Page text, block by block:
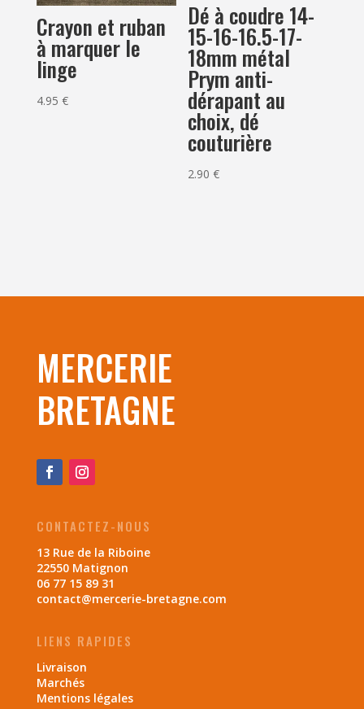
Crayon et ruban
à marquer le
linge
4.95 €
Dé à coudre 14-
15-16-16.5-17-
18mm métal
Prym anti-
dérapant au
choix, dé
couturière
2.90€
MERCERIE
BRETAGNE
CONTACTEZ-NOUS
13 Rue de la Riboine
22550 Matignon
06 77 15 89 31
contact@mercerie-bretagne.com
LIENS RAPIDES
Livraison
Marchés
Mentions légales